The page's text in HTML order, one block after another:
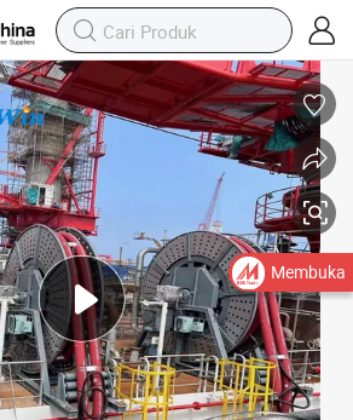
Membuka